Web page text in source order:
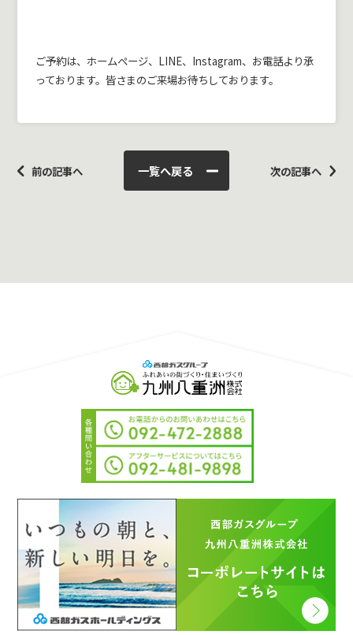
ご予約は、ホームページ、LINE、Instagram、お電話より承
っております。皆さまのご来場お待ちしております。
前の記事へ 一覧へ戻る 次の記事へ